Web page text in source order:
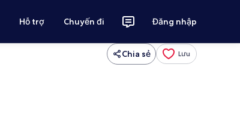
Hỗ trợ Chuyến đi Đăng nhập
Chia sẻ Lưu